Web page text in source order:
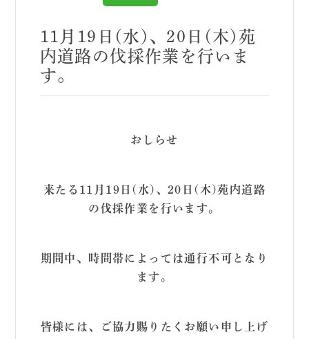
11月19日(水)、20日(木)苑
内道路の伐採作業を行いま
す。
おしらせ
来たる11月19日(水)、20日(木)苑内道路
の伐採作業を行います。
期間中、時間帯によっては通行不可となり
ます。
皆様には、ご協力賜りたくお願い申し上げ